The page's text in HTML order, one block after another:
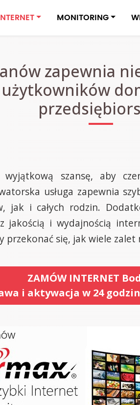
MONITORING
zapewnia
szansę, aby
usługa zapewnia
jak i całych rodzin.
jakością i wydajnością
przekonać się, jak wiele
ZAMÓW INTERNET
i aktywacja w 24